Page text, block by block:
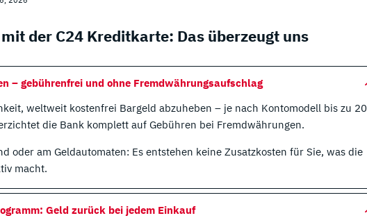
der C24 Kreditkarte: Das überzeugt uns
– gebührenfrei und ohne Fremdwährungsaufschlag
weltweit kostenfrei Bargeld abzuheben – je nach Kontomodell bis zu 20
die Bank komplett auf Gebühren bei Fremdwährungen.
oder am Geldautomaten: Es entstehen keine Zusatzkosten für Sie, was die
macht.
Geld zurück bei jedem Einkauf